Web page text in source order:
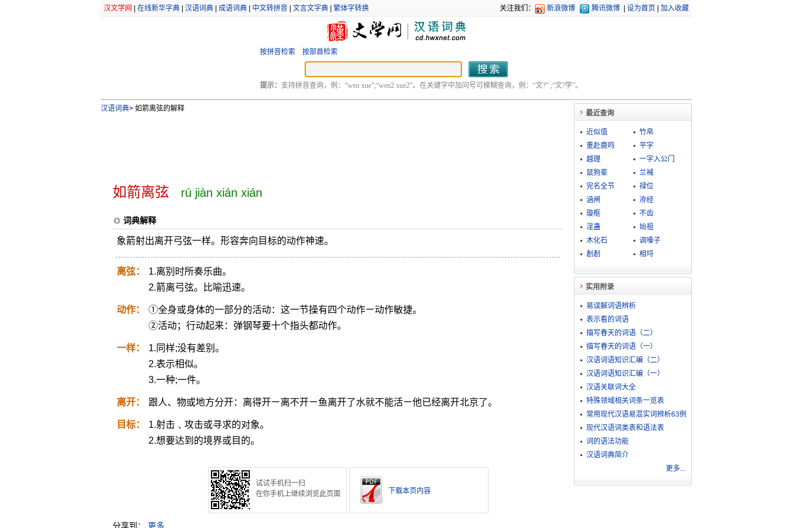
汉文学网 在线新华字典| 汉语词典| 成语词典| 中文转拼音| 文言文字典| 繁体字转换 关注我们： 新浪微博 腾讯微博 设为首页 加入收藏
按拼音检索 按部首检索
提示： 支持拼音查询，例：“wen xue”;“wen2 xue2”。在关键字中加问号可模糊查询，例：“文?” ;“文?学”。
汉语词典>如箭离弦的解释
如箭离弦 rú jiàn xián xián
词典解释
象箭射出离开弓弦一样。形容奔向目标的动作神速。
离弦：
1.离别时所奏乐曲。
2.箭离弓弦。比喻迅速。
动作：
①全身或身体的一部分的活动：这一节操有四个动作ㄧ动作敏捷。
②活动；行动起来：弹钢琴要十个指头都动作。
一样：
1.同样;没有差别。
2.表示相似。
3.一种;一件。
离开： 跟人、物或地方分开：离得开ㄧ离不开ㄧ鱼离开了水就不能活ㄧ他已经离开北京了。
目标：
1.射击﹑攻击或寻求的对象。
2.想要达到的境界或目的。
试试手机扫一扫
在你手机上继续浏览此页面
下载本页内容
分享到： 更多
最近查询
近似值
竹帛
重赴鹿鸣
平字
越理
一字入公门
鼠狗辈
兰裓
完名全节
禄位
涵闸
洊经
璇枢
不齿
淫蛊
始祖
木化石
调嗓子
剨剨
相埒
实用附录
易误解词语辨析
表示看的词语
描写春天的词语（二）
描写春天的词语（一）
汉语词语知识汇编（二）
汉语词语知识汇编（一）
汉语关联词大全
特殊领域相关词条一览表
常用现代汉语易混实词辨析63例
现代汉语词类表和语法表
词的语法功能
汉语词典简介
更多...